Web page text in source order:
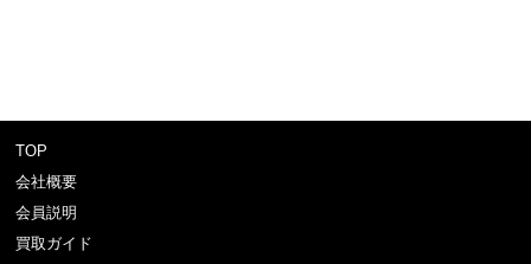
TOP
会社概要
会員説明
買取ガイド